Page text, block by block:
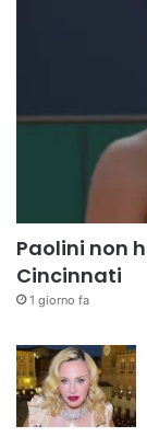
Paolini non
Cincinnati
1 giorno fa